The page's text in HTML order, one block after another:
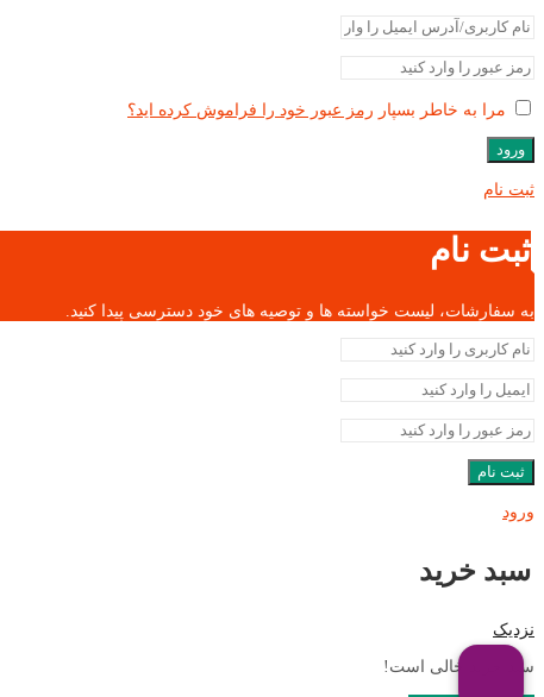
مرا به خاطر بسپار رمز عبور خود را فراموش کرده اید؟
ورود
ثبت نام
ثبت نام
به سفارشات، لیست خواسته ها و توصیه های خود دسترسی پیدا کنید.
ثبت نام
ورود
سبد خرید
نزدیک
سبد خرید خالی است!